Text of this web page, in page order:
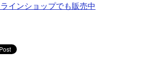
インショップでも販売中